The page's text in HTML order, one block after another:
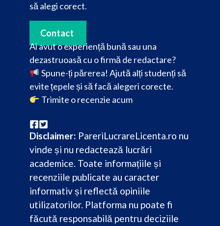
să alegi corect.
Contact
Ai avut o experiență bună sau una
dezastruoasă cu o firmă de redactare?
Spune-ți părerea! Ajută alți studenți să
evite țepele și să facă alegeri corecte.
Trimite o recenzie acum
Disclaimer: PareriLucrareLicenta.ro nu
vinde și nu redactează lucrări
academice. Toate informațiile și
recenziile publicate au caracter
informativ și reflectă opiniile
utilizatorilor. Platforma nu poate fi
făcută responsabilă pentru deciziile